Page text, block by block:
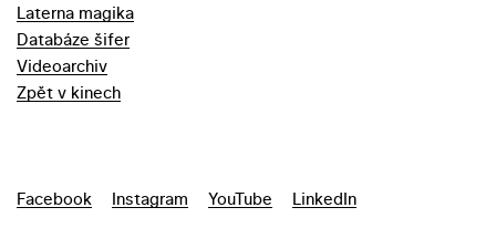
Laterna magika
Databáze šifer
Videoarchiv
Zpět v kinech
Facebook Instagram YouTube LinkedIn